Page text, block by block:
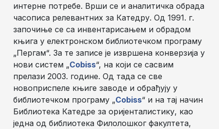
интерне потребе. Врши се и аналитичка обрада
часописа релевантних за Катедру. Од 1991. г.
започиње се са инвентарисањем и обрадом
књига у електронском библиотечком програму
„Пергам“. За те записе је извршена конверзија у
нови систем „Cobiss“, на који се сасвим
прелази 2003. године. Од тада се све
новоприспеле књиге заводе и обрађују у
библиотечком програму „Cobiss“ и на тај начин
Библиотека Катедре за оријенталистику, као
једна од библиотека Филолошког факултета,